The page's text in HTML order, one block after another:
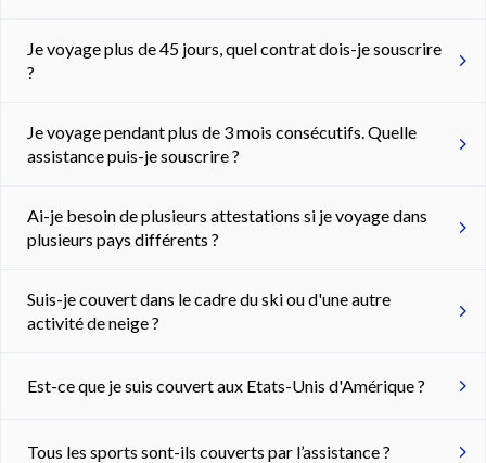
Je voyage plus de 45 jours, quel contrat dois-je souscrire
?
Je voyage pendant plus de 3 mois consécutifs. Quelle
assistance puis-je souscrire ?
Ai-je besoin de plusieurs attestations si je voyage dans
plusieurs pays différents ?
Suis-je couvert dans le cadre du ski ou d'une autre
activité de neige ?
Est-ce que je suis couvert aux Etats-Unis d'Amérique ?
Tous les sports sont-ils couverts par l’assistance ?